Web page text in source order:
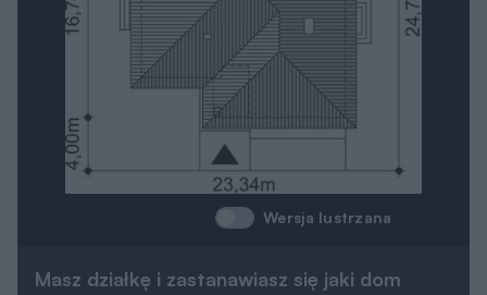
Wersja lustrzana
Masz działkę i zastanawiasz się jaki dom